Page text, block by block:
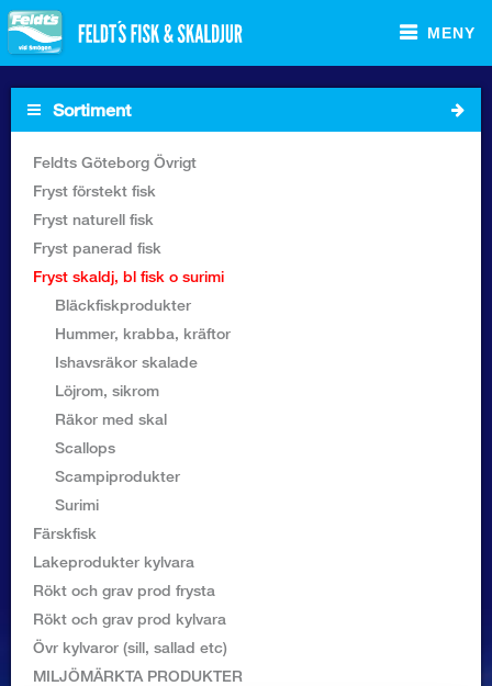
MENY
Sortiment Foodservice
Sortiment Butik
Recept
Sortiment
Feldts Göteborg Övrigt
Fryst förstekt fisk
Fryst naturell fisk
Fryst panerad fisk
Fryst skaldj, bl fisk o surimi
Bläckfiskprodukter
Hummer, krabba, kräftor
Ishavsräkor skalade
Löjrom, sikrom
Räkor med skal
Scallops
Scampiprodukter
Surimi
Färskfisk
Lakeprodukter kylvara
Rökt och grav prod frysta
Rökt och grav prod kylvara
Övr kylvaror (sill, sallad etc)
MILJÖMÄRKTA PRODUKTER